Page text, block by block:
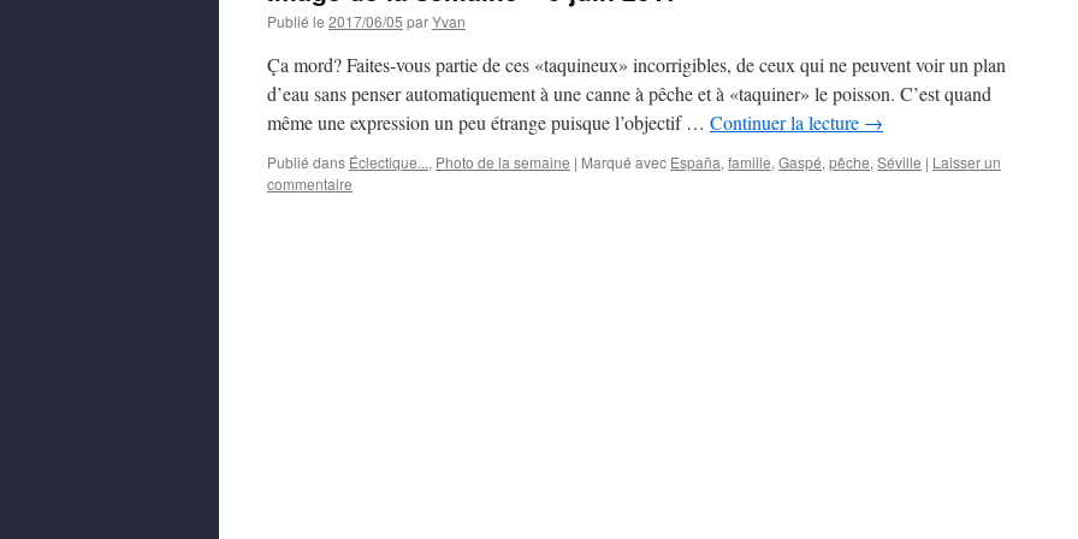
Publié le 2017/06/05 parYvan
Ça mord? Faites-vous partie de ces «taquineux» incorrigibles, de ceux qui ne peuvent voir un plan
d’eau sans penser automatiquement à une canne à pêche et à «taquiner» le poisson. C’est quand
même une expression un peu étrange puisque l’objectif … Continuer la lecture →
Publié dans Éclectique..., Photo de la semaine | Marqué avec España, famille, Gaspé, pêche, Séville | Laisser un
commentaire